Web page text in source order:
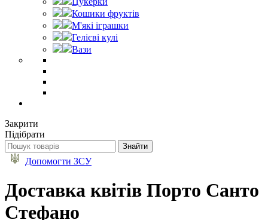
Кошики фруктів
М'які іграшки
Гелієві кулі
Вази
Закрити
Підібрати
Допомогти ЗСУ
Доставка квітів Порто Санто
Стефано